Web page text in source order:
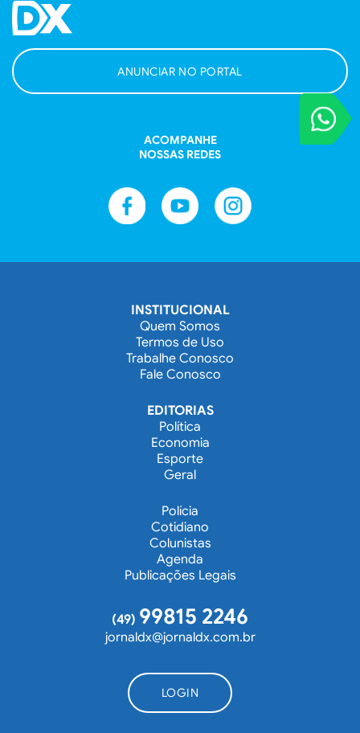
VOCÊ
Entre em
ANUNCIAR NO PORTAL
ACOMPANHE
NOSSAS REDES
INSTITUCIONAL
Quem Somos
Termos de Uso
Trabalhe Conosco
Fale Conosco
EDITORIAS
Política
Economia
Esporte
Geral
Polícia
Cotidiano
Colunistas
Agenda
Publicações Legais
(49) 99815 2246
jornaldx@jornaldx.com.br
LOGIN